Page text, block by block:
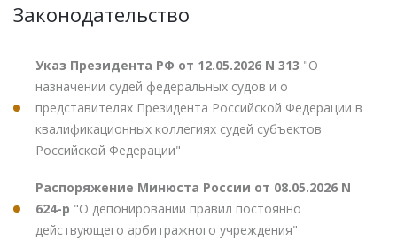
Законодательство
Указ Президента РФ от 12.05.2026 N 313 "О
назначении судей федеральных судов и о
представителях Президента Российской Федерации в
квалификационных коллегиях судей субъектов
Российской Федерации"
Распоряжение Минюста России от 08.05.2026 N
624-р "О депонировании правил постоянно
действующего арбитражного учреждения"